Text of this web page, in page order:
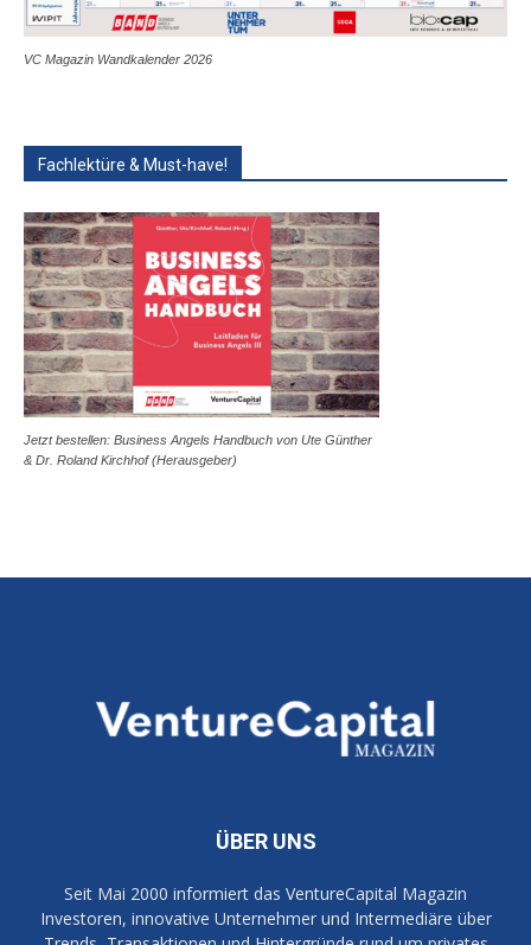
VC Magazin Wandkalender 2026
Fachlektüre & Must-have!
Jetzt bestellen: Business Angels Handbuch von Ute Günther
& Dr. Roland Kirchhof (Herausgeber)
ÜBER UNS
Seit Mai 2000 informiert das VentureCapital Magazin
Investoren, innovative Unternehmer und Intermediäre über